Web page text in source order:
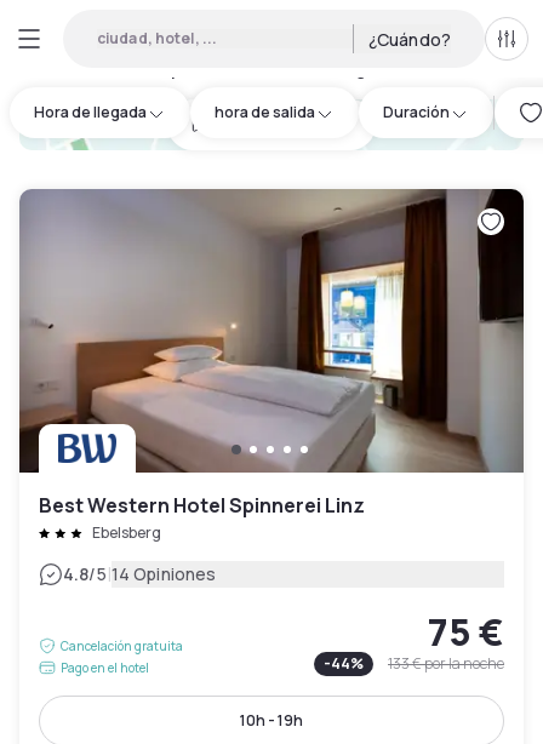
ciudad, hotel, ... ¿Cuándo?
Hora de llegada hora de salida Duración
hotel.cta.view_map
Best Western Hotel Spinnerei Linz
Ebelsberg
4.8/5|14 Opiniones
Cancelación gratuita
Pago en el hotel
75 €
-44% 133 €por la noche
10h - 19h